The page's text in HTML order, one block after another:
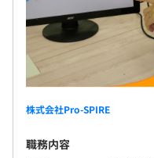
株式会社Pro-SPIRE
職務内容